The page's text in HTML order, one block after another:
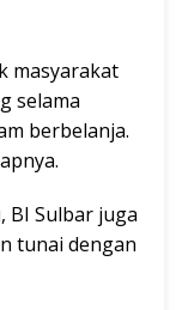
masyarakat
selama
berbelanja.
BI Sulbar juga
tunai dengan